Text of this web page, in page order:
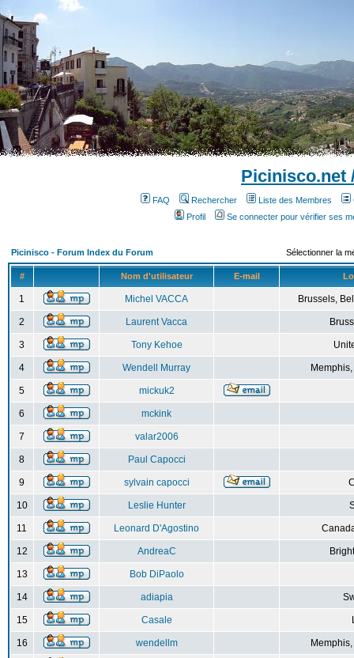
Picinisco.net
FAQ Rechercher Liste des Membres
Profil
Se connecter pour vérifier ses
Picinisco - Forum Index du Forum Sélectionner la
# Nom d'utilisateur E-mail
1 Michel VACCA Brussels,
2 Laurent Vacca
3 Tony Kehoe
4 Wendell Murray
5 mickuk2
6 mckink
7 valar2006
8 Paul Capocci
9 sylvain capocci
10 Leslie Hunter
11 Leonard D'Agostino
12 AndreaC
13 Bob DiPaolo
14 adiapia
15 Casale
16 wendellm